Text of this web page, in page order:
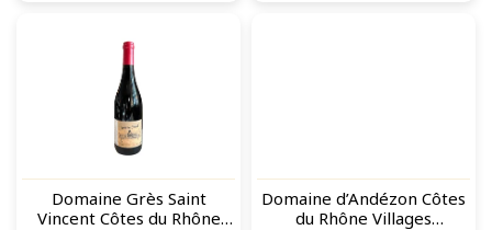
Domaine Grès Saint
Vincent Côtes du Rhône
Domaine d’Andézon Côtes
du Rhône Villages